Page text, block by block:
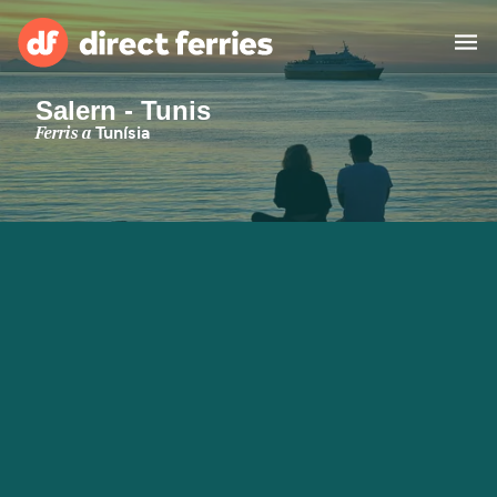
Països
Bitllets de Ferry
Salern - Tunis
Ferris aTunísia